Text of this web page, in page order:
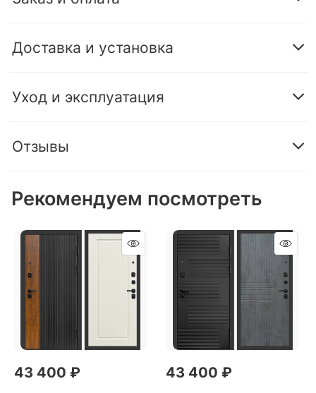
Доставка и установка
Уход и эксплуатация
Отзывы
Рекомендуем посмотреть
43 400 ₽ 43 400 ₽